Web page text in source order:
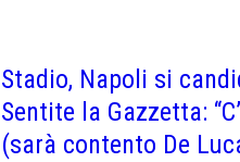
Stadio, Napoli si
Sentite la Gazzetta:
(sarà contento De